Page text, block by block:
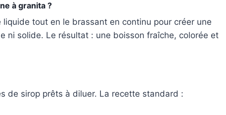
à granita ?
tout en le brassant en continu pour créer une
ni solide. Le résultat : une boisson fraîche, colorée et
de sirop prêts à diluer. La recette standard :